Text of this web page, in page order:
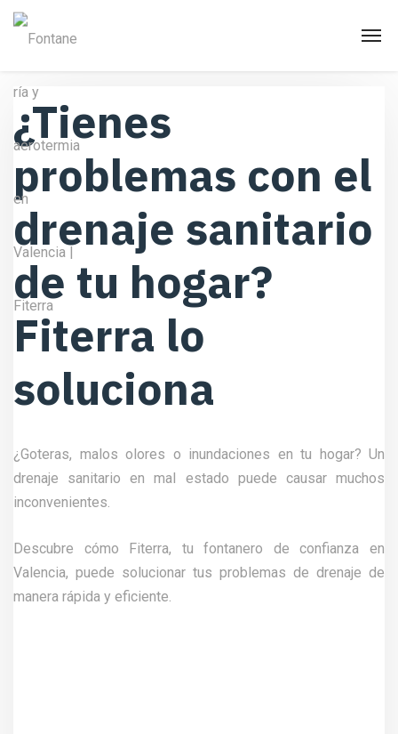
¿Tienes
problemas con el
drenaje sanitario
de tu hogar?
Fiterra lo
soluciona
¿Goteras, malos olores o inundaciones en tu hogar? Un
drenaje sanitario en mal estado puede causar muchos
inconvenientes.
Descubre cómo Fiterra, tu fontanero de confianza en
Valencia, puede solucionar tus problemas de drenaje de
manera rápida y eficiente.